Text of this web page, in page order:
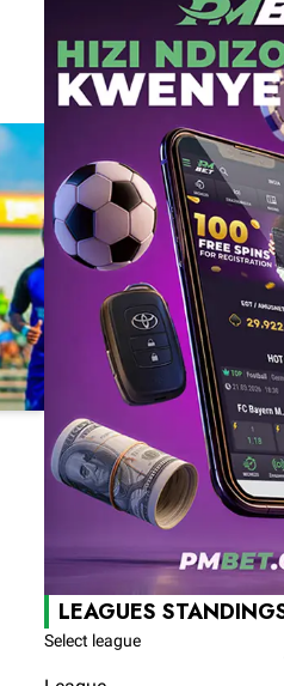
LEAGUES
Select league